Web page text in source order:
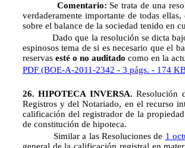
Comentario: Se trata de una
verdaderamente importante de todas
sobre el balance de la sociedad tenido en
Dado que la resolución se dicta
espinosos tema de si es necesario que el
reservas esté o no auditado como en la
PDF (BOE-A-2011-2342 - 3 págs. - 174
26. HIPOTECA INVERSA.Resolución
Registros y del Notariado, en el recurso
calificación del registrador de la
de constitución de hipoteca.
Similar a las Resoluciones de 1